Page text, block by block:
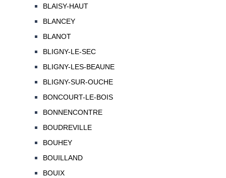
BLAISY-HAUT
BLANCEY
BLANOT
BLIGNY-LE-SEC
BLIGNY-LES-BEAUNE
BLIGNY-SUR-OUCHE
BONCOURT-LE-BOIS
BONNENCONTRE
BOUDREVILLE
BOUHEY
BOUILLAND
BOUIX